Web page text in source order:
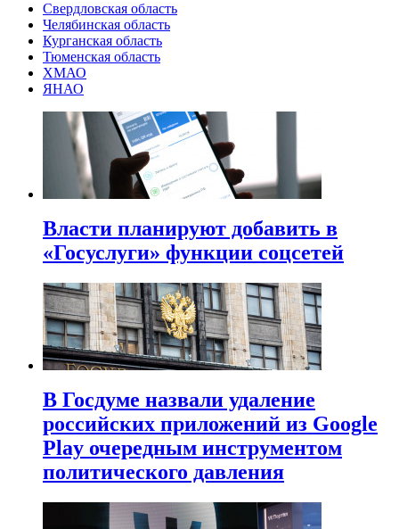
Свердловская область
Челябинская область
Курганская область
Тюменская область
ХМАО
ЯНАО
Власти планируют добавить в
«Госуслуги» функции соцсетей
В Госдуме назвали удаление
российских приложений из Google
Play очередным инструментом
политического давления